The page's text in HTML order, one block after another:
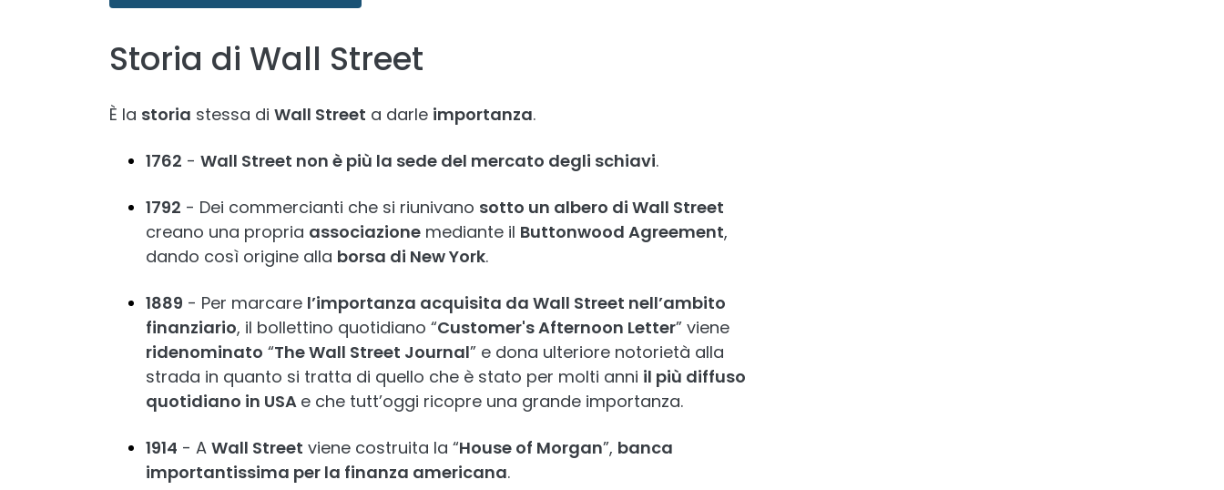
Storia di Wall Street
È la storia stessa di Wall Street a darle importanza.
1762 - Wall Street non è più la sede del mercato degli schiavi.
1792 - Dei commercianti che si riunivano sotto un albero di Wall Street
creano una propria associazione mediante il Buttonwood Agreement,
dando così origine alla borsa di New York.
1889 - Per marcare l’importanza acquisita da Wall Street nell’ambito
finanziario, il bollettino quotidiano “Customer's Afternoon Letter” viene
ridenominato “The Wall Street Journal” e dona ulteriore notorietà alla
strada in quanto si tratta di quello che è stato per molti anni il più diffuso
quotidiano in USA e che tutt’oggi ricopre una grande importanza.
1914 - A Wall Street viene costruita la “House of Morgan”, banca
importantissima per la finanza americana.